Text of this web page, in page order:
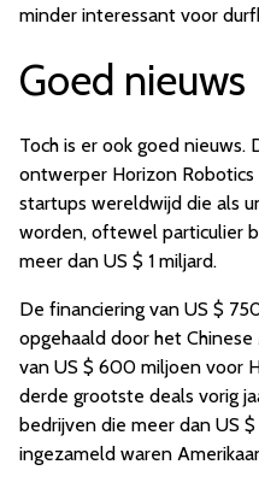
minder interessant voor
Goed nieuws
Toch is er ook goed nieuws.
ontwerper Horizon
startups wereldwijd die als
worden, oftewel particulier
meer dan US $ 1 miljard.
De financiering van US $
opgehaald door het
van US $ 600 miljoen voor
derde grootste deals vorig
bedrijven die meer dan US
ingezameld waren